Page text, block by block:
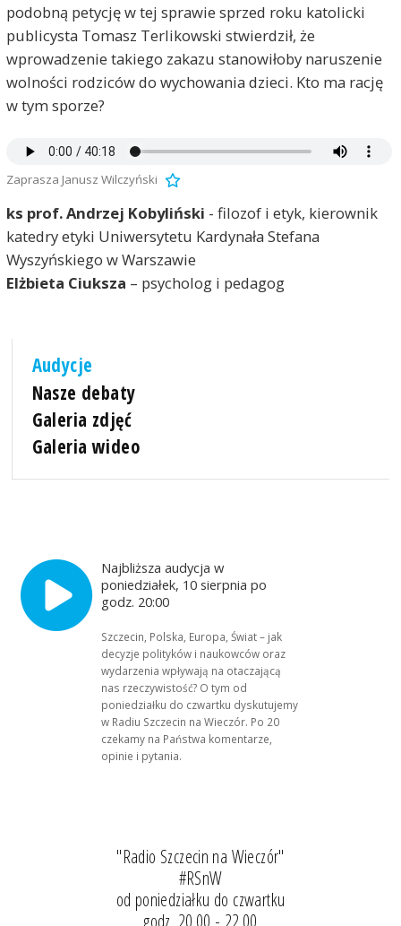
podobną petycję w tej sprawie sprzed roku katolicki
publicysta Tomasz Terlikowski stwierdził, że
wprowadzenie takiego zakazu stanowiłoby naruszenie
wolności rodziców do wychowania dzieci. Kto ma rację
w tym sporze?
Zaprasza Janusz Wilczyński
ks prof. Andrzej Kobyliński - filozof i etyk, kierownik
katedry etyki Uniwersytetu Kardynała Stefana
Wyszyńskiego w Warszawie
Elżbieta Ciuksza – psycholog i pedagog
Audycje
Nasze debaty
Galeria zdjęć
Galeria wideo
Najbliższa audycja w
poniedziałek, 10 sierpnia po
godz. 20:00
Szczecin, Polska, Europa, Świat – jak
decyzje polityków i naukowców oraz
wydarzenia wpływają na otaczającą
nas rzeczywistość? O tym od
poniedziałku do czwartku dyskutujemy
w Radiu Szczecin na Wieczór. Po 20
czekamy na Państwa komentarze,
opinie i pytania.
"Radio Szczecin na Wieczór"
#RSnW
od poniedziałku do czwartku